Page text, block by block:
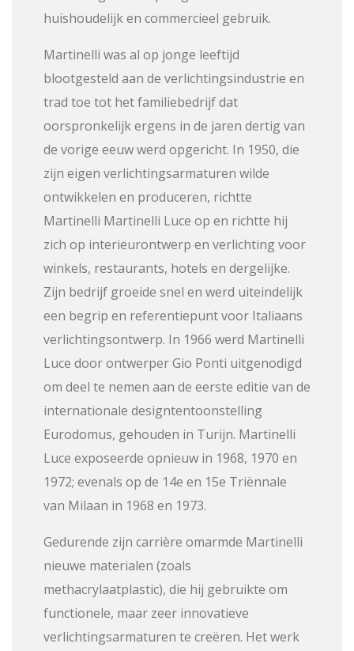
huishoudelijk en commercieel gebruik.
Martinelli was al op jonge leeftijd
blootgesteld aan de verlichtingsindustrie en
trad toe tot het familiebedrijf dat
oorspronkelijk ergens in de jaren dertig van
de vorige eeuw werd opgericht. In 1950, die
zijn eigen verlichtingsarmaturen wilde
ontwikkelen en produceren, richtte
Martinelli Martinelli Luce op en richtte hij
zich op interieurontwerp en verlichting voor
winkels, restaurants, hotels en dergelijke.
Zijn bedrijf groeide snel en werd uiteindelijk
een begrip en referentiepunt voor Italiaans
verlichtingsontwerp. In 1966 werd Martinelli
Luce door ontwerper Gio Ponti uitgenodigd
om deel te nemen aan de eerste editie van de
internationale designtentoonstelling
Eurodomus, gehouden in Turijn. Martinelli
Luce exposeerde opnieuw in 1968, 1970 en
1972; evenals op de 14e en 15e Triënnale
van Milaan in 1968 en 1973.
Gedurende zijn carrière omarmde Martinelli
nieuwe materialen (zoals
methacrylaatplastic), die hij gebruikte om
functionele, maar zeer innovatieve
verlichtingsarmaturen te creëren. Het werk